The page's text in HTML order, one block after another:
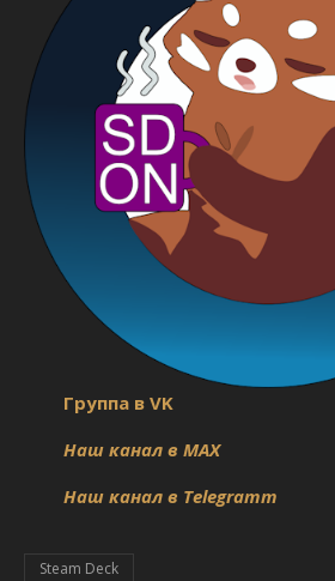
Группа в VK
Наш канал в MAX
Наш канал в Telegramm
Steam Deck